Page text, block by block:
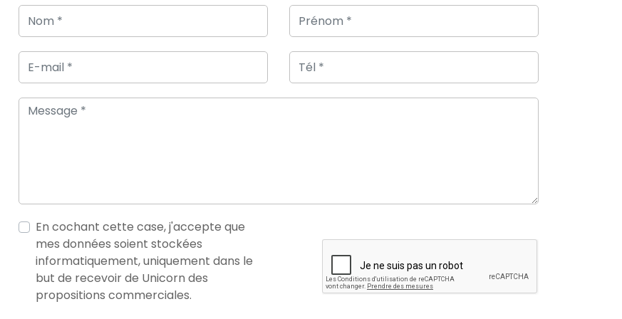
En cochant cette case, j'accepte que
mes données soient stockées
informatiquement, uniquement dans le
but de recevoir de Unicorn des
propositions commerciales.